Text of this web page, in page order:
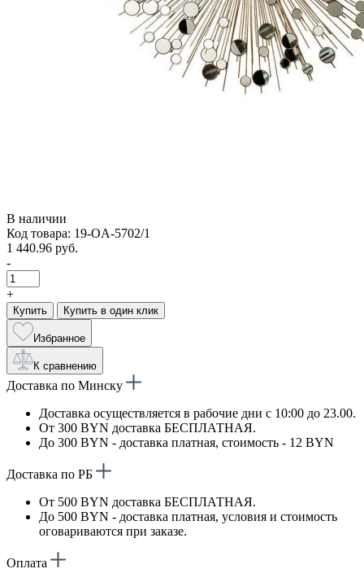
В наличии
Код товара: 19-OA-5702/1
1 440.96 руб.
-
+
Купить Купить в один клик
Избранное
К сравнению
Доставка по Минску
Доставка осуществляется в рабочие дни с 10:00 до 23.00.
От 300 BYN доставка БЕСПЛАТНАЯ.
До 300 BYN - доставка платная, стоимость - 12 BYN
Доставка по РБ
От 500 BYN доставка БЕСПЛАТНАЯ.
До 500 BYN - доставка платная, условия и стоимость
оговариваются при заказе.
Оплата